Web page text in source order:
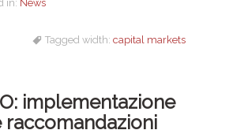
in: News
Tagged width: capital markets
implementazione
raccomandazioni